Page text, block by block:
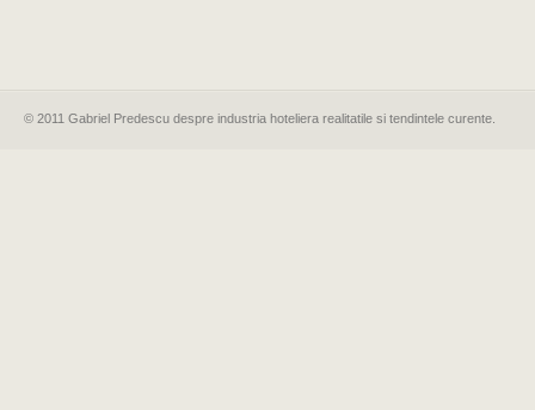
© 2011 Gabriel Predescu despre industria hoteliera realitatile si tendintele curente.